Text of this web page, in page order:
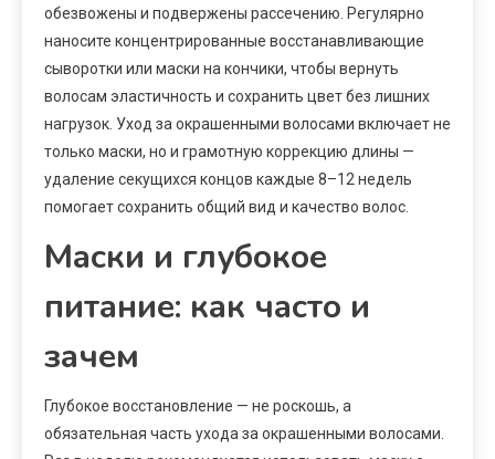
обезвожены и подвержены рассечению. Регулярно
наносите концентрированные восстанавливающие
сыворотки или маски на кончики, чтобы вернуть
волосам эластичность и сохранить цвет без лишних
нагрузок. Уход за окрашенными волосами включает не
только маски, но и грамотную коррекцию длины —
удаление секущихся концов каждые 8–12 недель
помогает сохранить общий вид и качество волос.
Маски и глубокое
питание: как часто и
зачем
Глубокое восстановление — не роскошь, а
обязательная часть ухода за окрашенными волосами.